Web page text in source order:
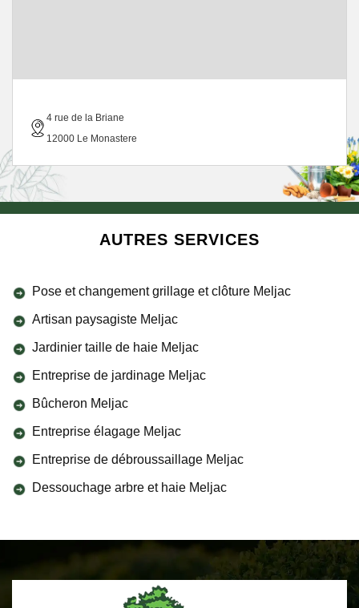
4 rue de la Briane
12000 Le Monastere
AUTRES SERVICES
Pose et changement grillage et clôture Meljac
Artisan paysagiste Meljac
Jardinier taille de haie Meljac
Entreprise de jardinage Meljac
Bûcheron Meljac
Entreprise élagage Meljac
Entreprise de débroussaillage Meljac
Dessouchage arbre et haie Meljac